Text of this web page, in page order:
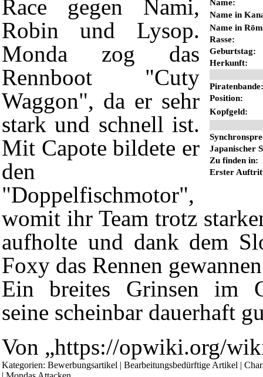
Name in
Name in
Rasse:
Geburtstag:
Herkunft:
Piratenbande:
Position:
Kopfgeld:
Japanischer
Zu finden in:
Erster
Race gegen Nami,
Robin und Lysop.
Monda zog das
Rennboot "Cuty
Waggon", da er sehr
stark und schnell ist.
Mit Capote bildete er
den
"Doppelfischmotor",
womit ihr Team trotz
aufholte und dank dem
Foxy das Rennen
Ein breites Grinsen im
seine scheinbar dauerhaft
Von „https://opwiki.org/
Kategorien: Bewerbungsartikel | Bearbeitungsbedürftige Artikel |
Diese Seite wurde zuletzt am 5. Mai 2019 um 00:29 Uhr
[2 beobachtende Benutzer]
Powered byComputer-Base.
Datenschutz-Optionen